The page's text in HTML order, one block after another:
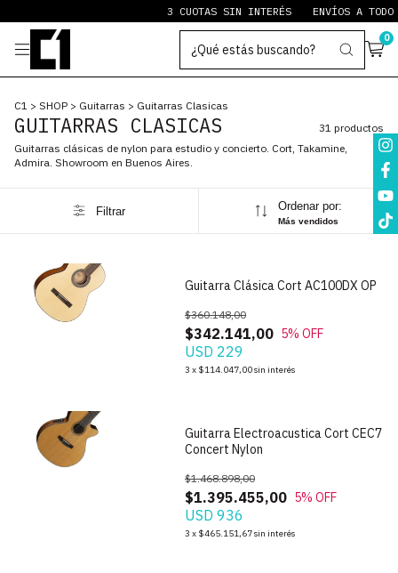
3 CUOTAS SIN INTERÉS ENVÍOS A TODO EL
0
C1 > SHOP > Guitarras > Guitarras Clasicas
GUITARRAS CLASICAS
31 productos
Guitarras clásicas de nylon para estudio y concierto. Cort, Takamine,
Admira. Showroom en Buenos Aires.
Filtrar Ordenar por:
Más vendidos
Guitarra Clásica Cort AC100DX OP
$342.141,00
$360.148,00
5% OFF
USD 229
3 x $114.047,00sin interés
Guitarra Electroacustica Cort CEC7
Concert Nylon
$1.395.455,00
$1.468.898,00
5% OFF
USD 936
3 x $465.151,67sin interés